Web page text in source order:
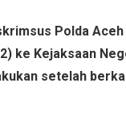
Polda
ke Kejaksaan
setelah